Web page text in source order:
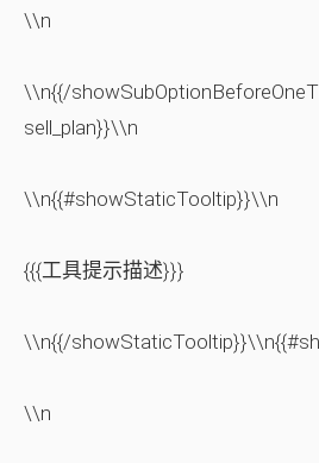
\\n
\\n{{/
sell_plan}}\\n
\\n{{#showStaticTooltip}}\\n
{{{工具提示描述}}}
\\n{{/
\\n